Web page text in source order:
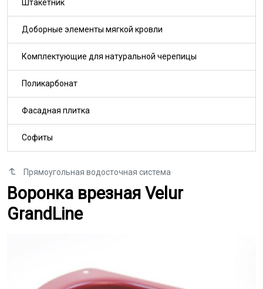
Прямоугольная водосточная система
Воронка врезная Velur GrandLine
Воронка врезная Velur
GrandLine
Штакетник
Доборные элементы мягкой кровли
Комплектующие для натуральной черепицы
Поликарбонат
Фасадная плитка
Софиты